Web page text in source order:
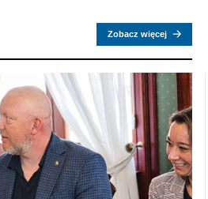
Zobacz więcej